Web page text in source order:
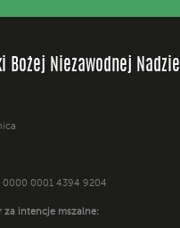
Bożej Niezawodnej Nadziei
0000 0001 4394 9204
za intencje mszalne: